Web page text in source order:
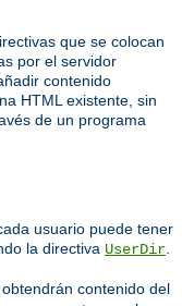
que se colocan
por el servidor
contenido
HTML existente, sin
de un programa
usuario puede tener
la directiva UserDir
obtendrán contenido del